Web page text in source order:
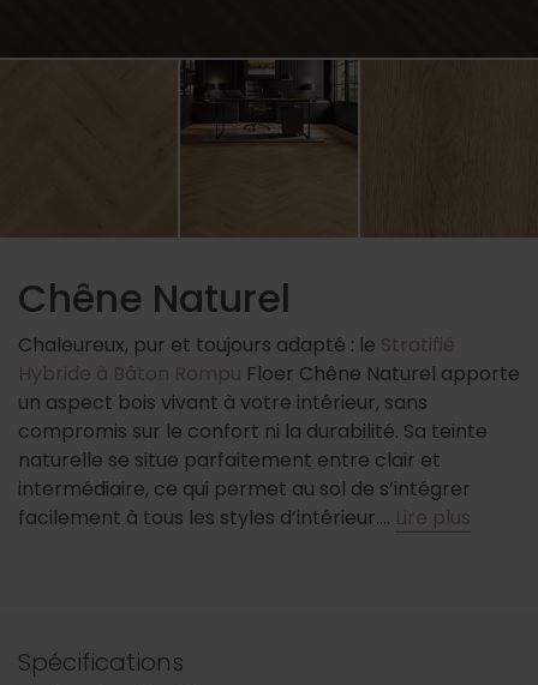
Chêne Naturel
Chaleureux, pur et toujours adapté : le Stratifié
Hybride à Bâton Rompu Floer Chêne Naturel apporte
un aspect bois vivant à votre intérieur, sans
compromis sur le confort ni la durabilité. Sa teinte
naturelle se situe parfaitement entre clair et
intermédiaire, ce qui permet au sol de s’intégrer
facilement à tous les styles d’intérieur…. Lire plus
Spécifications